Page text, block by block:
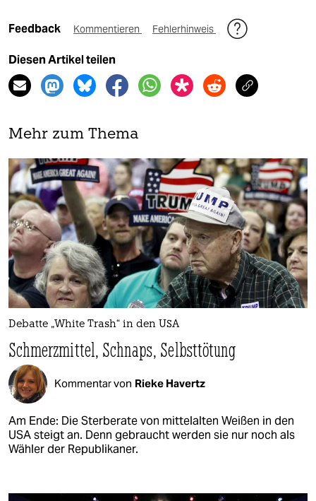
Feedback Kommentieren Fehlerhinweis
Diesen Artikel teilen
Mehr zum Thema
Debatte „White Trash“ in den USA
Schmerzmittel, Schnaps, Selbsttötung
Kommentar von Rieke Havertz
Am Ende: Die Sterberate von mittelalten Weißen in den
USA steigt an. Denn gebraucht werden sie nur noch als
Wähler der Republikaner.